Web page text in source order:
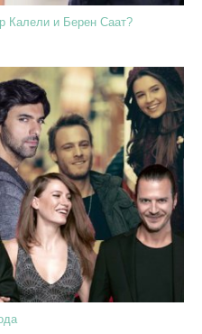
Калели и Берен Саат?